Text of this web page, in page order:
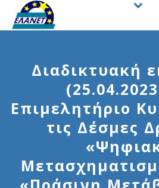
Διαδικτυακή
Επιμελητήριο
τις Δέσμες